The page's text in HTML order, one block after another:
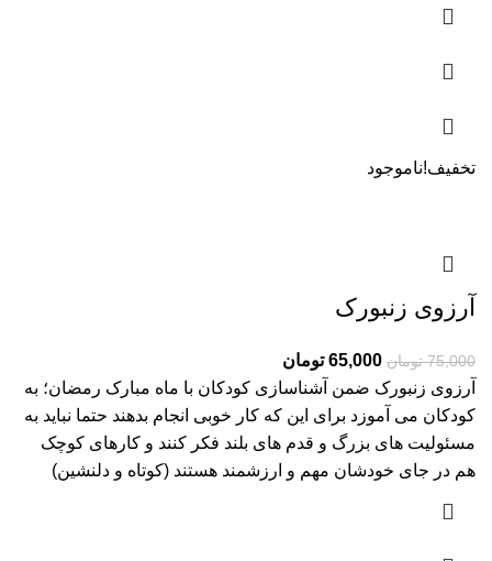
تخفیف!ناموجود
آرزوی زنبورک
75,000 تومان 65,000 تومان
آرزوی زنبورک ضمن آشناسازی کودکان با ماه مبارک رمضان؛ به
کودکان می آموزد برای این که کار خوبی انجام بدهند حتما نباید به
مسئولیت های بزرگ و قدم های بلند فکر کنند و کارهای کوچک
هم در جای خودشان مهم و ارزشمند هستند (کوتاه و دلنشین)